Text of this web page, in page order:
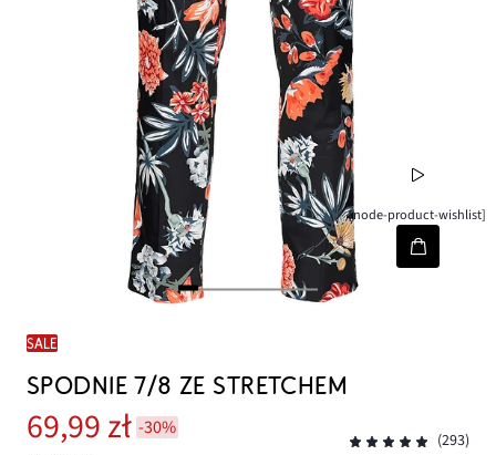
[node-product-wishlist]
SALE
SPODNIE 7/8 ZE STRETCHEM
69,99 zł -30%
(293)